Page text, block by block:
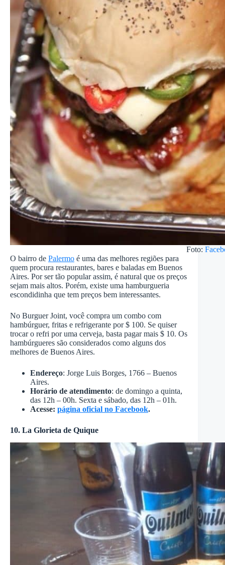
Foto:
O bairro de Palermo é uma das melhores regiões para
quem procura restaurantes, bares e baladas em Buenos
Aires. Por ser tão popular assim, é natural que os preços
sejam mais altos. Porém, existe uma hamburgueria
escondidinha que tem preços bem interessantes.
No Burguer Joint, você compra um combo com
hambúrguer, fritas e refrigerante por $ 100. Se quiser
trocar o refri por uma cerveja, basta pagar mais $ 10. Os
hambúrgueres são considerados como alguns dos
melhores de Buenos Aires.
Endereço: Jorge Luis Borges, 1766 – Buenos
Aires.
Horário de atendimento: de domingo a quinta,
das 12h – 00h. Sexta e sábado, das 12h – 01h.
Acesse: página oficial no Facebook.
10. La Glorieta de Quique